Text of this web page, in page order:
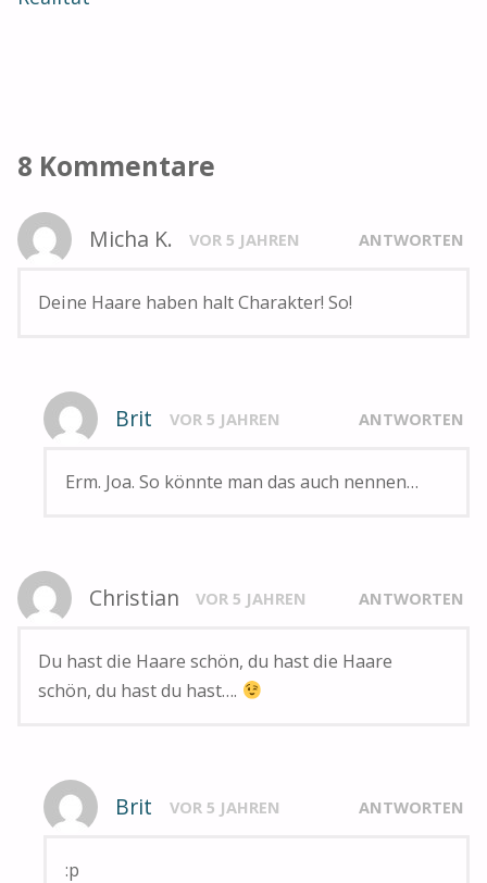
8 Kommentare
Micha K. VOR 5 JAHREN ANTWORTEN
Deine Haare haben halt Charakter! So!
Brit VOR 5 JAHREN ANTWORTEN
Erm. Joa. So könnte man das auch nennen…
Christian VOR 5 JAHREN ANTWORTEN
Du hast die Haare schön, du hast die Haare
schön, du hast du hast….
Brit VOR 5 JAHREN ANTWORTEN
:p